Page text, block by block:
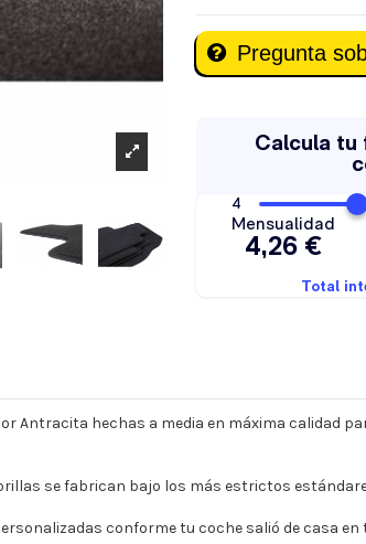
Pregunta
Antracita hechas a media en máxima calidad
se fabrican bajo los más estrictos
conforme tu coche salió de casa